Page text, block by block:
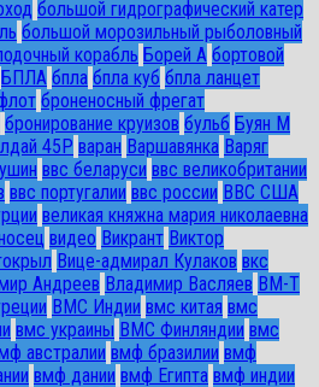
большой гидрографический катер
большой морозильный рыболовный
корабль Борей А бортовой
БПЛА бпла бпла куб бпла ланцет
броненосный фрегат
бронирование круизов бульб Буян М
45Р варан Варшавянка Варяг
ввс беларуси ввс великобритании
ввс португалии ввс россии ВВС США
великая княжна мария николаевна
видео Викрант Виктор
Вице-адмирал Кулаков вкс
Андреев Владимир Васляев ВМ-Т
ВМС Индии вмс китая вмс
вмс украины ВМС Финляндии вмс
австралии вмф бразилии вмф
вмф дании вмф Египта вмф индии